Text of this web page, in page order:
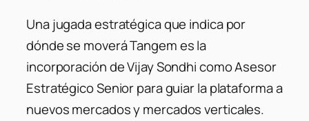
Una jugada estratégica que indica por
dónde se moverá Tangem es la
incorporación de Vijay Sondhi como Asesor
Estratégico Senior para guiar la plataforma a
nuevos mercados y mercados verticales.